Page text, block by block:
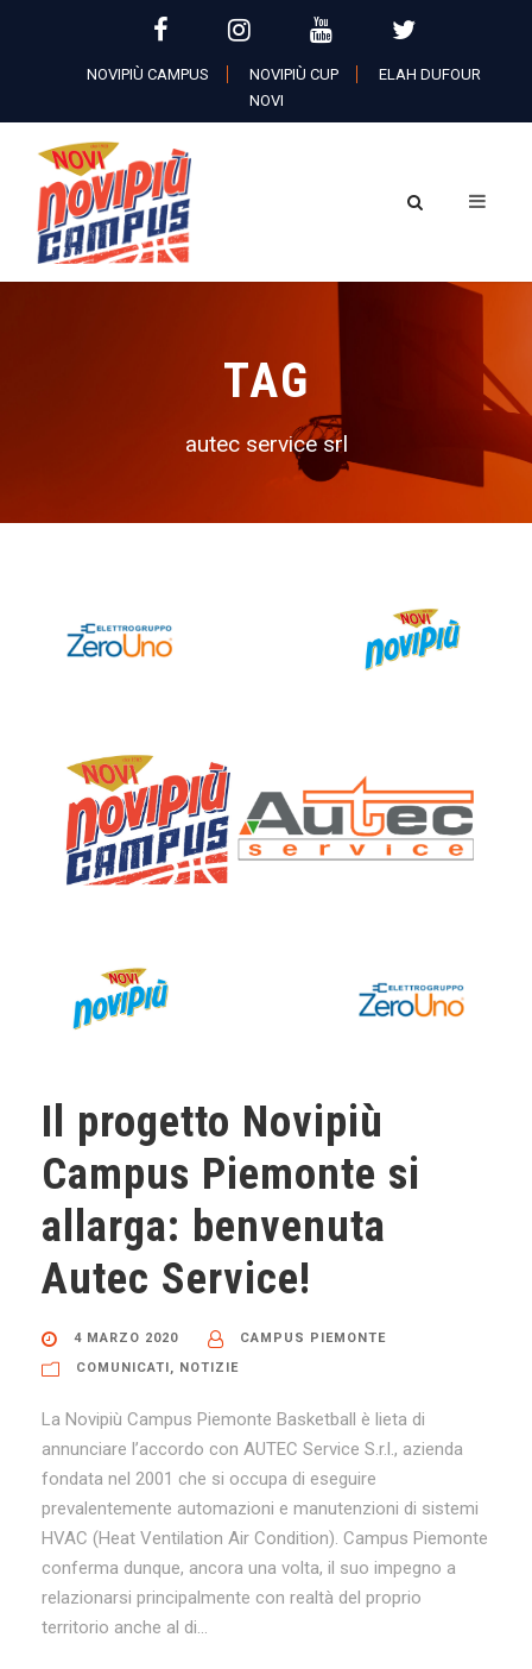
NOVIPIÙ CAMPUS NOVIPIÙ CUP
ELAH DUFOUR
NOVI
TAG
autec service srl
Il progetto Novipiù
Campus Piemonte si
allarga: benvenuta
Autec Service!
4 MARZO 2020
CAMPUS PIEMONTE
COMUNICATI, NOTIZIE
La Novipiù Campus Piemonte Basketball è lieta di
annunciare l’accordo con AUTEC Service S.r.l., azienda
fondata nel 2001 che si occupa di eseguire
prevalentemente automazioni e manutenzioni di sistemi
HVAC (Heat Ventilation Air Condition). Campus Piemonte
conferma dunque, ancora una volta, il suo impegno a
relazionarsi principalmente con realtà del proprio
territorio anche al di...